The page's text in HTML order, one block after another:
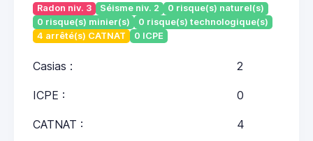
Radon niv. 3 Séisme niv. 2
0 risque(s) naturel(s)
0 risque(s) minier(s)
0 risque(s) technologique(s)
4 arrêté(s) CATNAT
0 ICPE
Casias : 2
ICPE : 0
CATNAT : 4